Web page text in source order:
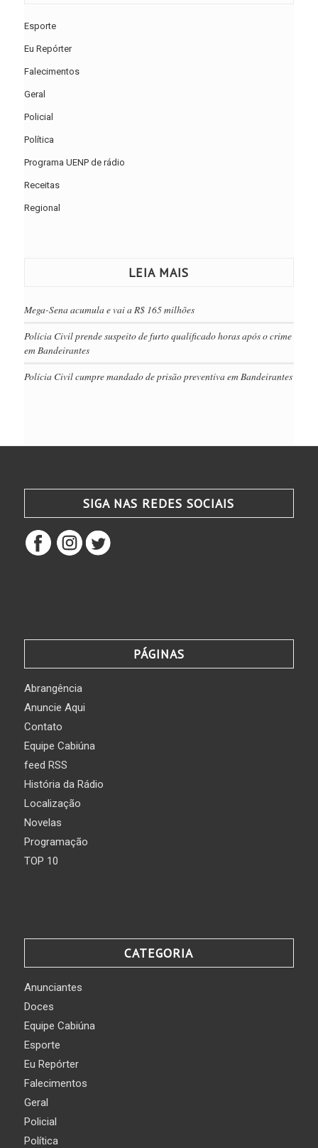
Esporte
Eu Repórter
Falecimentos
Geral
Policial
Política
Programa UENP de rádio
Receitas
Regional
LEIA MAIS
Mega-Sena acumula e vai a R$ 165 milhões
Polícia Civil prende suspeito de furto qualificado horas após o crime
em Bandeirantes
Polícia Civil cumpre mandado de prisão preventiva em Bandeirantes
SIGA NAS REDES SOCIAIS
PÁGINAS
Abrangência
Anuncie Aqui
Contato
Equipe Cabiúna
feed RSS
História da Rádio
Localização
Novelas
Programação
TOP 10
CATEGORIA
Anunciantes
Doces
Equipe Cabiúna
Esporte
Eu Repórter
Falecimentos
Geral
Policial
Política